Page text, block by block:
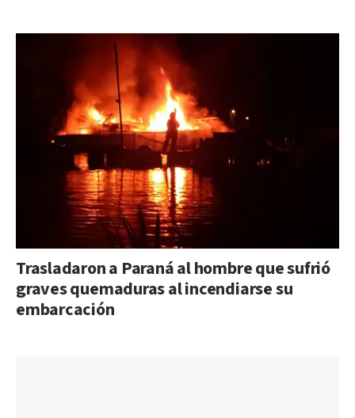
Trasladaron a Paraná al hombre que sufrió
graves quemaduras al incendiarse su
embarcación